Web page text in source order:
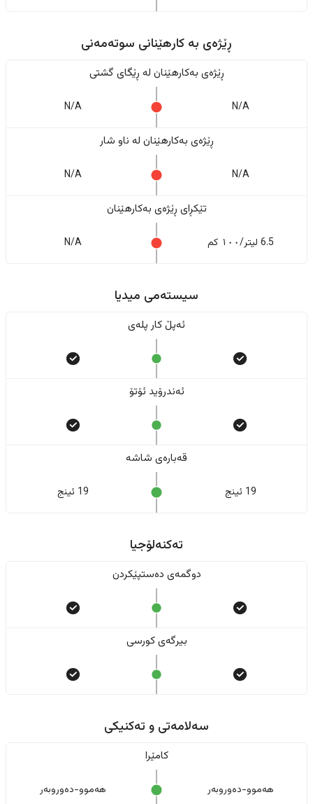
ڕێژەى به کارهێنانی سوتەمەنی
ڕێژەى بەکارهێنان له ڕێگای گشتی
N/A
N/A
ڕێژەى بەکارهێنان له ناو شار
N/A
N/A
تێکڕای ڕێژەى بەکارهێنان
6.5 لیتر/١٠٠ کم N/A
سیستەمی میدیا
ئەپڵ کار پلەی
ئەندرۆید ئۆتۆ
قەبارەی شاشە
19 ئینج 19 ئینج
تەکنەلۆجیا
دوگمەی دەستپێکردن
بیرگەی کورسی
سەلامەتی و تەکنیکی
کامێرا
هەموو-دەوروبەر هەموو-دەوروبەر